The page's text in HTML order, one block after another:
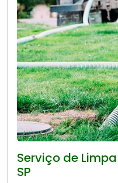
Serviço de
SP